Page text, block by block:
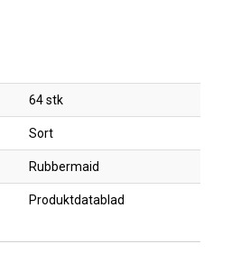
64 stk
Sort
Rubbermaid
Produktdatablad